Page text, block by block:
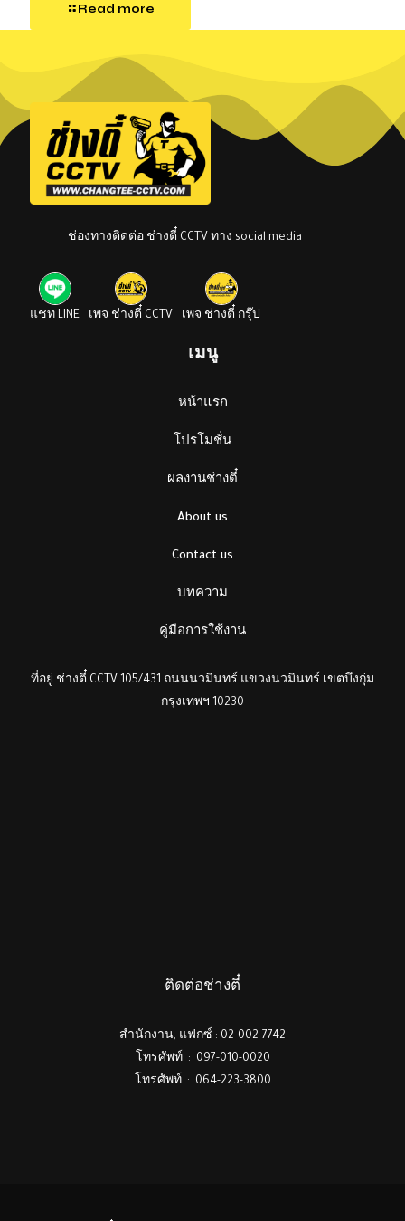
Read more
ช่องทางติดต่อ ช่างตี๋ CCTV ทาง social media
แชท LINE เพจ ช่างตี๋ CCTV เพจ ช่างตี๋ กรุ๊ป
เมนู
หน้าแรก
โปรโมชั่น
ผลงานช่างตี๋
About us
Contact us
บทความ
คู่มือการใช้งาน
ที่อยู่ ช่างตี๋ CCTV 105/431 ถนนนวมินทร์ แขวงนวมินทร์ เขตบึงกุ่ม
กรุงเทพฯ 10230
ติดต่อช่างตี๋
สำนักงาน, แฟกซ์ : 02-002-7742
โทรศัพท์ : 097-010-0020
โทรศัพท์ : 064-223-3800